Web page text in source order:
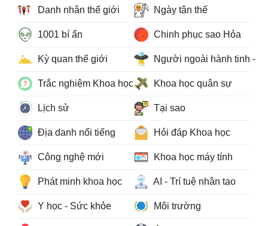
Danh nhân thế giới Ngày tận thế
1001 bí ẩn Chinh phục sao Hỏa
Kỳ quan thế giới Người ngoài hành tinh -
Trắc nghiệm Khoa học Khoa học quân sự
Lịch sử Tại sao
Địa danh nổi tiếng Hỏi đáp Khoa học
Công nghệ mới Khoa học máy tính
Phát minh khoa học AI - Trí tuệ nhân tạo
Y học - Sức khỏe Môi trường